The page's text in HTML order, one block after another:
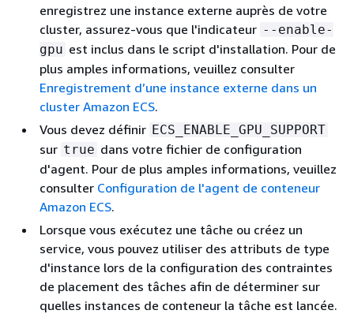
enregistrez une instance externe auprès de votre
cluster, assurez-vous que l'indicateur --enable-
gpu est inclus dans le script d'installation. Pour de
plus amples informations, veuillez consulter
Enregistrement d’une instance externe dans un
cluster Amazon ECS.
Vous devez définir ECS_ENABLE_GPU_SUPPORT
sur true dans votre fichier de configuration
d'agent. Pour de plus amples informations, veuillez
consulter Configuration de l'agent de conteneur
Amazon ECS.
Lorsque vous exécutez une tâche ou créez un
service, vous pouvez utiliser des attributs de type
d'instance lors de la configuration des contraintes
de placement des tâches afin de déterminer sur
quelles instances de conteneur la tâche est lancée.